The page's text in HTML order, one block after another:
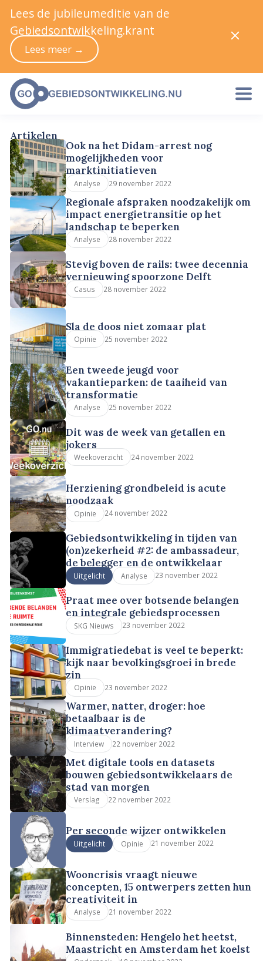
Artikelen
Ook na het Didam-arrest nog
mogelijkheden voor
marktinitiatieven
Analyse 29 november 2022
Regionale afspraken noodzakelijk om
impact energietransitie op het
landschap te beperken
Analyse 28 november 2022
Stevig boven de rails: twee decennia
vernieuwing spoorzone Delft
Casus 28 november 2022
Sla de doos niet zomaar plat
Opinie 25 november 2022
Een tweede jeugd voor
vakantieparken: de taaiheid van
transformatie
Analyse 25 november 2022
Dit was de week van getallen en
jokers
Weekoverzicht 24 november 2022
Herziening grondbeleid is acute
noodzaak
Opinie 24 november 2022
Gebiedsontwikkeling in tijden van
(on)zekerheid #2: de ambassadeur,
de belegger en de ontwikkelaar
Uitgelicht Analyse 23 november 2022
Praat mee over botsende belangen
en integrale gebiedsprocessen
SKG Nieuws 23 november 2022
Immigratiedebat is veel te beperkt:
kijk naar bevolkingsgroei in brede
zin
Opinie 23 november 2022
Warmer, natter, droger: hoe
betaalbaar is de
klimaatverandering?
Interview 22 november 2022
Met digitale tools en datasets
bouwen gebiedsontwikkelaars de
stad van morgen
Verslag 22 november 2022
Per seconde wijzer ontwikkelen
Uitgelicht Opinie 21 november 2022
Wooncrisis vraagt nieuwe
concepten, 15 ontwerpers zetten hun
creativiteit in
Analyse 21 november 2022
Binnensteden: Hengelo het heetst,
Maastricht en Amsterdam het koelst
Lees de jubileumeditie van de
Gebiedsontwikkeling.krant
Lees meer →